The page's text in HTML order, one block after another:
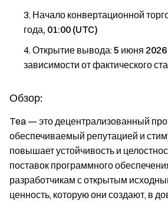
Начало конвертационной
года, 01:00 (UTC)
Открытие вывода:5 июня 2026
зависимости от фактического
Обзор:
Tea — это децентрализованный
обеспечиваемый репутацией и
повышает устойчивость и
поставок программного
разработчикам с открытым
ценность, которую они создают, в